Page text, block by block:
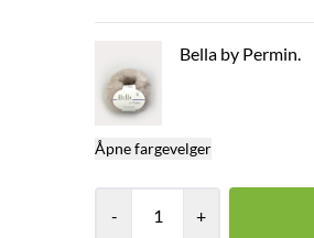
Bella by Permin.
Åpne fargevelger
- +